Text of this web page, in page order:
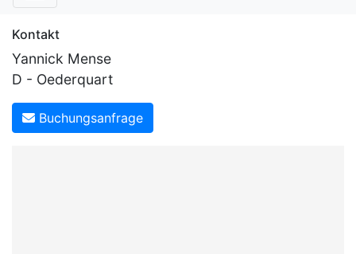
Kontakt
Yannick Mense
D - Oederquart
Buchungsanfrage